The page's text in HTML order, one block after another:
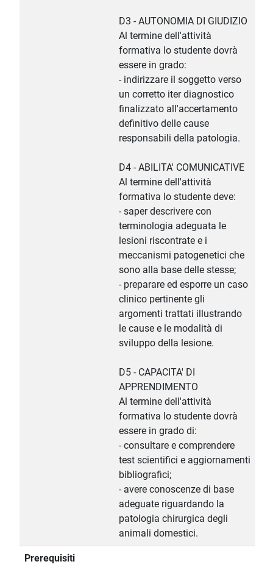
D3 - AUTONOMIA DI GIUDIZIO
Al termine dell'attività
formativa lo studente dovrà
essere in grado:
- indirizzare il soggetto verso
un corretto iter diagnostico
finalizzato all'accertamento
definitivo delle cause
responsabili della patologia.
D4 - ABILITA' COMUNICATIVE
Al termine dell'attività
formativa lo studente deve:
- saper descrivere con
terminologia adeguata le
lesioni riscontrate e i
meccanismi patogenetici che
sono alla base delle stesse;
- preparare ed esporre un caso
clinico pertinente gli
argomenti trattati illustrando
le cause e le modalità di
sviluppo della lesione.
D5 - CAPACITA' DI
APPRENDIMENTO
Al termine dell'attività
formativa lo studente dovrà
essere in grado di:
- consultare e comprendere
test scientifici e aggiornamenti
bibliografici;
- avere conoscenze di base
adeguate riguardando la
patologia chirurgica degli
animali domestici.
Prerequisiti